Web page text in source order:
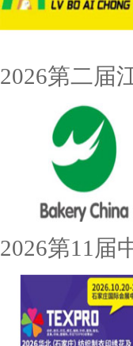
2026第二届
2026第11届